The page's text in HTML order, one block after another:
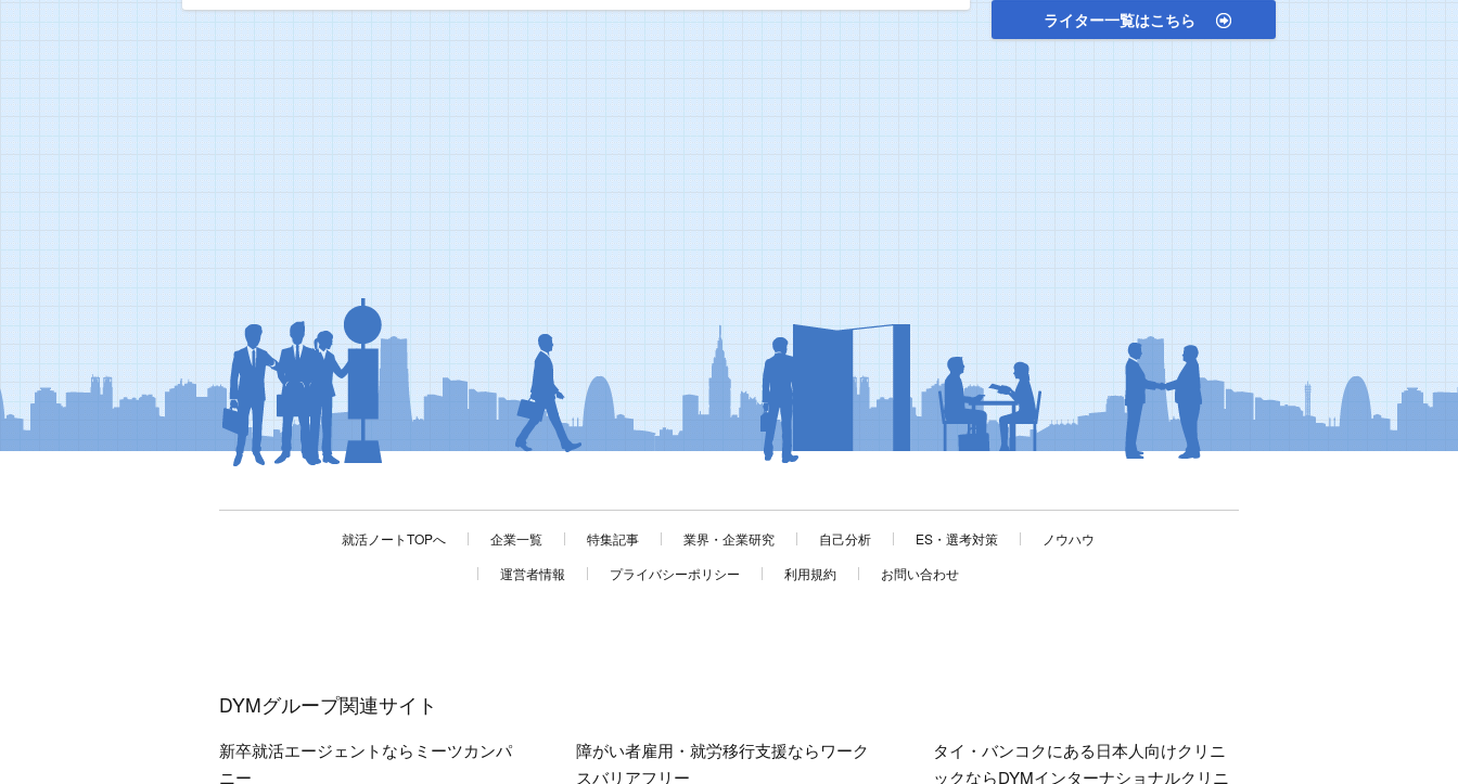
ライター一覧はこちら
就活ノートTOPへ 企業一覧 特集記事 業界・企業研究 自己分析 ES・選考対策
ノウハウ
運営者情報
プライバシーポリシー 利用規約 お問い合わせ
DYMグループ関連サイト
新卒就活エージェントならミーツカンパ
ニー
障がい者雇用・就労移行支援ならワーク
スバリアフリー
タイ・バンコクにある日本人向けクリニ
ックならDYMインターナショナルクリニ